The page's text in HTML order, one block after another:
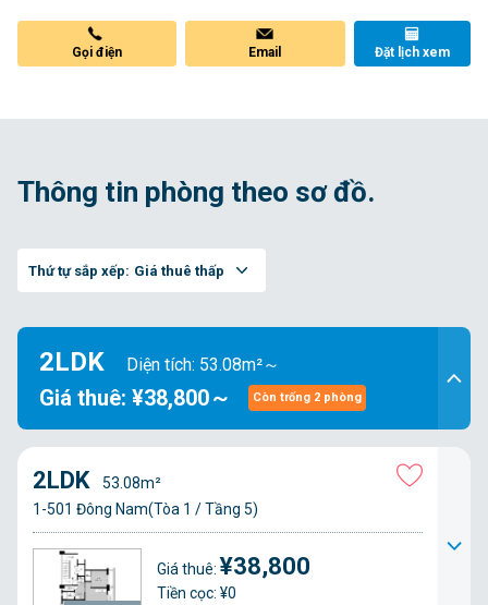
Gọi điện Email Đặt lịch xem
Thông tin phòng theo sơ đồ.
Thứ tự sắp xếp: Giá thuê thấp
2LDK Diện tích: 53.08m²～
Giá thuê: ¥38,800～ Còn trống 2 phòng
2LDK
53.08m²
1-501 Đông Nam(Tòa 1 / Tầng 5)
Giá thuê: ¥38,800
Tiền cọc: ¥0